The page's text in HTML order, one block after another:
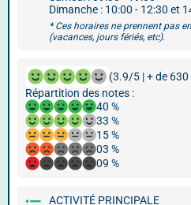
Dimanche : 10:00 - 12:30 et
* Ces horaires ne prennent pas
(vacances, jours fériés, etc).
(3.9/5 | + de
Répartition des notes :
40 %
33 %
15 %
03 %
09 %
ACTIVITÉ PRINCIPALE